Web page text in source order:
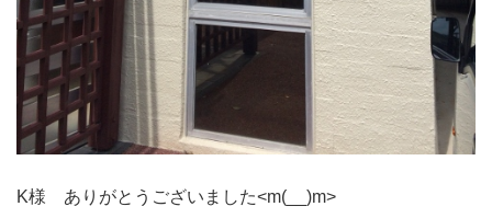
K様 ありがとうございました<m(__)m>